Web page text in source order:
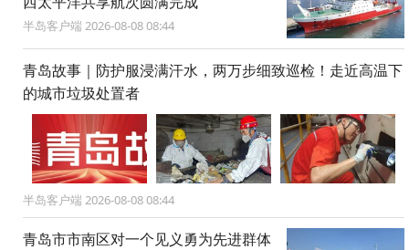
半岛客户端 2026-08-08 08:44
青岛故事｜防护服浸满汗水，两万步细致巡检！走近高温下
的城市垃圾处置者
半岛客户端 2026-08-08 08:44
青岛市市南区对一个见义勇为先进群体